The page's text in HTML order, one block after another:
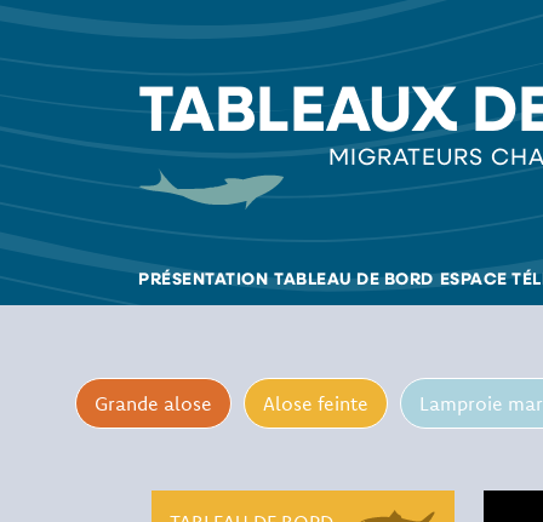
TABLEAUX
MIGRATEURS
PRÉSENTATION TABLEAU DE BORD ESPACE
Grande alose Alose feinte Lamproie